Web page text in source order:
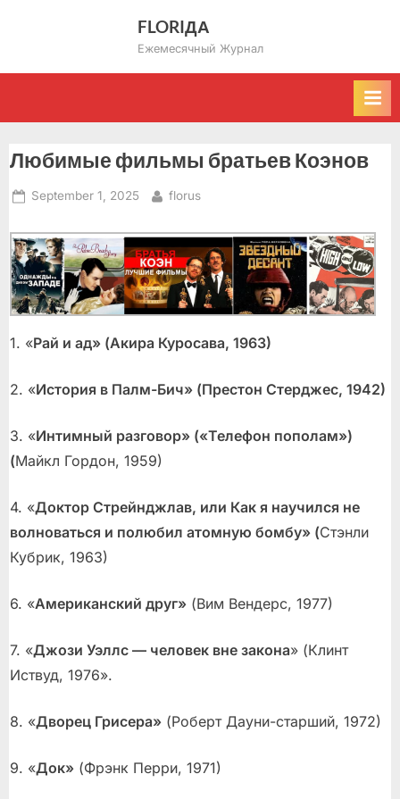
FLORIДА
Ежемесячный Журнал
Любимые фильмы братьев Коэнов
Posted
September 1, 2025 By
florus
1. «Рай и ад» (Акира Куросава, 1963)
2. «История в Палм-Бич» (Престон Стерджес, 1942)
3. «Интимный разговор» («Телефон пополам»)
(Майкл Гордон, 1959)
4. «Доктор Стрейнджлав, или Как я научился не
волноваться и полюбил атомную бомбу» (Стэнли
Кубрик, 1963)
6. «Американский друг» (Вим Вендерс, 1977)
7. «Джози Уэллс — человек вне закона» (Клинт
Иствуд, 1976».
8. «Дворец Грисера» (Роберт Дауни-старший, 1972)
9. «Док» (Фрэнк Перри, 1971)